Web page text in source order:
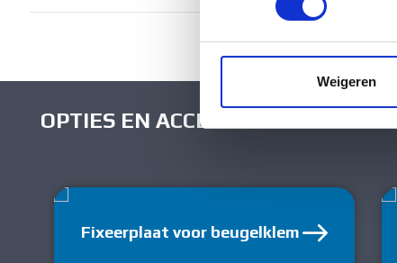
websiteverkeer te
media, adverteren en
Weigeren
OPTIES EN ACCESSOIRES
Fixeerplaat voor beugelklem